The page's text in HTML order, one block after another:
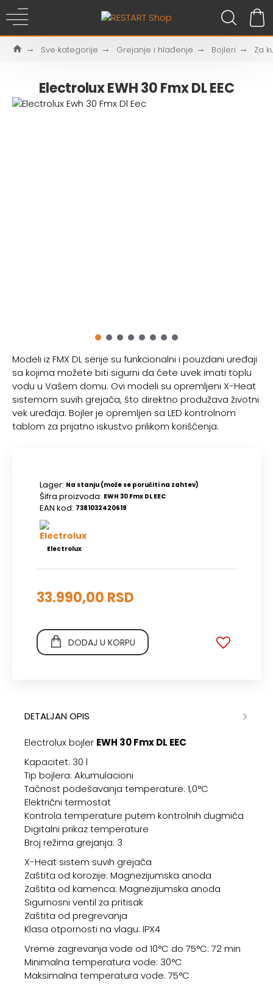
Sve kategorije Grejanje i hlađenje Bojleri Za
Electrolux EWH 30 Fmx DL EEC
Modeli iz FMX DL serije su funkcionalni i pouzdani uređaji
sa kojima možete biti sigurni da ćete uvek imati toplu
vodu u Vašem domu. Ovi modeli su opremljeni X-Heat
sistemom suvih grejača, što direktno produžava životni
vek uređaja. Bojler je opremljen sa LED kontrolnom
tablom za prijatno iskustvo prilikom korišćenja.
Lager: Na stanju (može se poručiti na zahtev)
Šifra proizvoda: EWH 30 Fmx DL EEC
EAN kod: 7381032420619
Electrolux
33.990,00 RSD
DODAJ U KORPU
DETALJAN OPIS
Electrolux bojler EWH 30 Fmx DL EEC
Kapacitet: 30 l
Tip bojlera: Akumulacioni
Tačnost podešavanja temperature: 1,0°C
Električni termostat
Kontrola temperature putem kontrolnih dugmića
Digitalni prikaz temperature
Broj režima grejanja: 3
X-Heat sistem suvih grejača
Zaštita od korozije: Magnezijumska anoda
Zaštita od kamenca: Magnezijumska anoda
Sigurnosni ventil za pritisak
Zaštita od pregrevanja
Klasa otpornosti na vlagu: IPX4
Vreme zagrevanja vode od 10°C do 75°C: 72 min
Minimalna temperatura vode: 30°C
Maksimalna temperatura vode: 75°C